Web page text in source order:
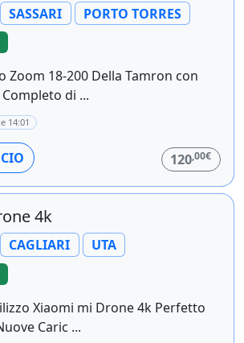
SASSARI
PORTO TORRES
Zoom 18-200 Della Tamron con
di ...
14:01
120,00€
4k
CAGLIARI
UTA
Xiaomi mi Drone 4k Perfetto
Caric ...